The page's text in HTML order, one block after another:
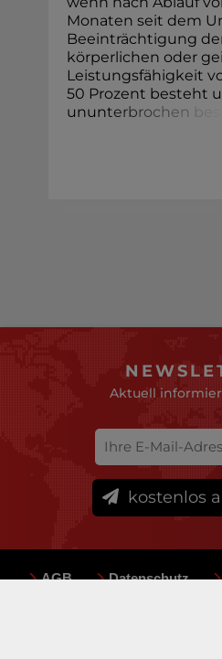
Monaten seit dem
Beeinträchtigung
körperlichen oder
Leistungsfähigkeit
50 Prozent besteht
ununterbrochen b
Aktuell
kostenlos
AGB Datenschutz